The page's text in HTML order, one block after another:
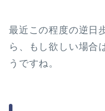
最近この程度の逆日
ら、もし欲しい場合
うですね。